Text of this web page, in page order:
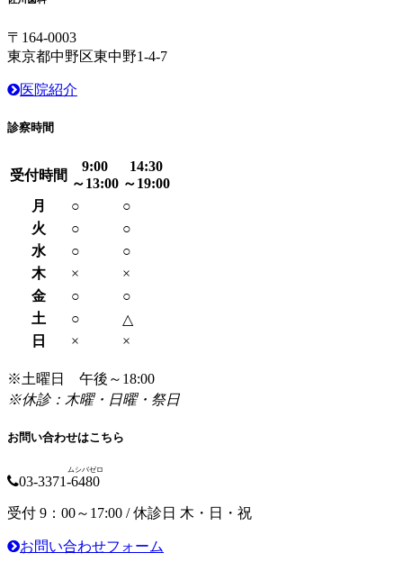
〒164-0003
東京都中野区東中野1-4-7
医院紹介
診察時間
受付時間
9:00
～13:00
14:30
～19:00
月
○
○
火
○
○
水
○
○
木
×
×
金
○
○
土
○
△
日
× ×
※土曜日 午後～18:00
※休診：木曜・日曜・祭日
お問い合わせはこちら
03-3371-6480
ムシバゼロ
受付 9：00～17:00 / 休診日 木・日・祝
お問い合わせフォーム